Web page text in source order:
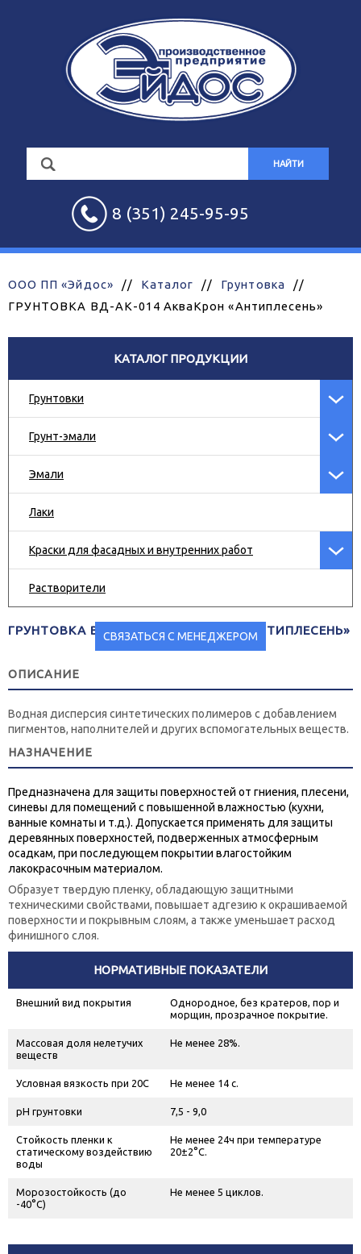
НАЙТИ
8 (351) 245-95-95
ООО ПП «Эйдос» // Каталог // Грунтовка
//
ГРУНТОВКА ВД-АК-014 АкваКрон «Антиплесень»
КАТАЛОГ ПРОДУКЦИИ
Грунтовки
Грунт-эмали
Эмали
Лаки
Краски для фасадных и внутренних работ
Растворители
ГРУНТОВКА ВД-АК-014 АКВАКРОН «АНТИПЛЕСЕНЬ»
СВЯЗАТЬСЯ С МЕНЕДЖЕРОМ
ОПИСАНИЕ
Водная дисперсия синтетических полимеров с добавлением
пигментов, наполнителей и других вспомогательных веществ.
НАЗНАЧЕНИЕ
Предназначена для защиты поверхностей от гниения, плесени,
синевы для помещений с повышенной влажностью (кухни,
ванные комнаты и т.д.). Допускается применять для защиты
деревянных поверхностей, подверженных атмосферным
осадкам, при последующем покрытии влагостойким
лакокрасочным материалом.
Образует твердую пленку, обладающую защитными
техническими свойствами, повышает адгезию к окрашиваемой
поверхности и покрывным слоям, а также уменьшает расход
финишного слоя.
НОРМАТИВНЫЕ ПОКАЗАТЕЛИ
Внешний вид покрытия
Однородное, без кратеров, пор и
морщин, прозрачное покрытие.
Массовая доля нелетучих
веществ
Не менее 28%.
Условная вязкость при 20С Не менее 14 с.
рН грунтовки 7,5 - 9,0
Стойкость пленки к
статическому воздействию
воды
Не менее 24ч при температуре
20±2°С.
Морозостойкость (до
-40°С)
Не менее 5 циклов.